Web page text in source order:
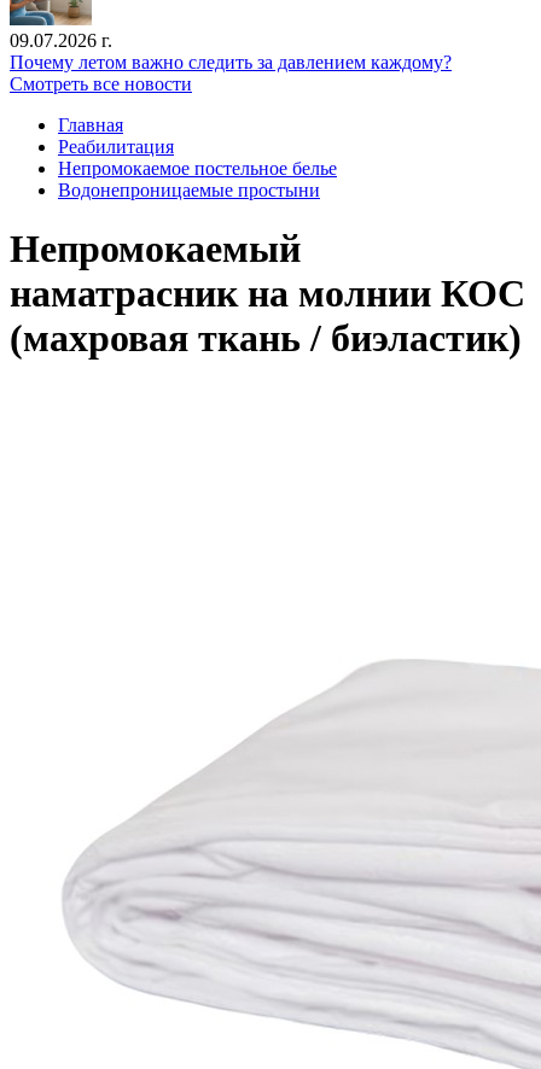
09.07.2026 г.
Почему летом важно следить за давлением каждому?
Смотреть все новости
Главная
Реабилитация
Непромокаемое постельное белье
Водонепроницаемые простыни
Непромокаемый
наматрасник на молнии КОС
(махровая ткань / биэластик)